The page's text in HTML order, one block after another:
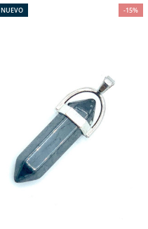
-15%
NUEVO